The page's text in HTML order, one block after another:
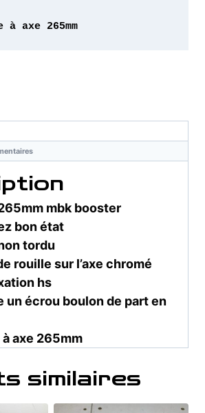
à axe 265mm
mbk booster
bon état
tordu
rouille sur l’axe chromé
hs
un écrou boulon de part en
axe 265mm
similaires